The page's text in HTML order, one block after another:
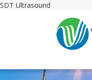
SDT Ultrasound